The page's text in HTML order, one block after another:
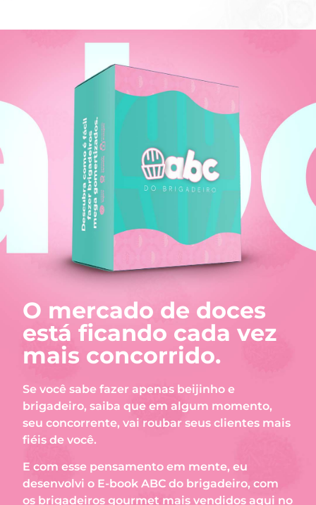
O mercado de doces
está ficando cada vez
mais concorrido.
Se você sabe fazer apenas beijinho e
brigadeiro, saiba que em algum momento,
seu concorrente, vai roubar seus clientes mais
fiéis de você.
E com esse pensamento em mente, eu
desenvolvi o E-book ABC do brigadeiro, com
os brigadeiros gourmet mais vendidos aqui no